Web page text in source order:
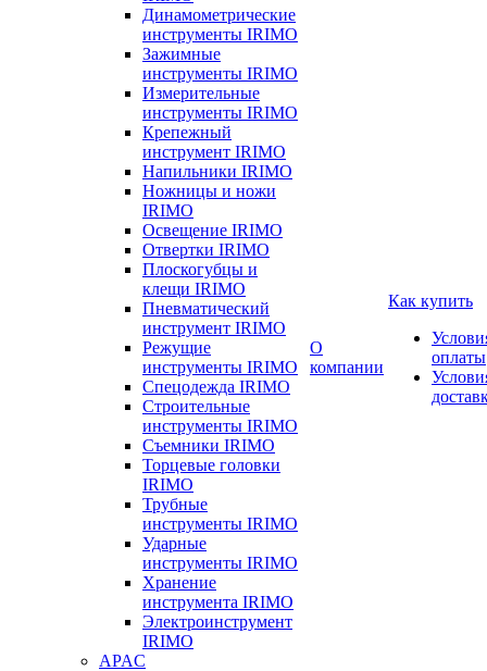
Динамометрические
инструменты IRIMO
Зажимные
инструменты IRIMO
Измерительные
инструменты IRIMO
Крепежный
инструмент IRIMO
Напильники IRIMO
Ножницы и ножи
IRIMO
Освещение IRIMO
Отвертки IRIMO
Плоскогубцы и
клещи IRIMO
Пневматический
инструмент IRIMO
Режущие
инструменты IRIMO
Спецодежда IRIMO
Строительные
инструменты IRIMO
Съемники IRIMO
Торцевые головки
IRIMO
Трубные
инструменты IRIMO
Ударные
инструменты IRIMO
Хранение
инструмента IRIMO
Электроинструмент
IRIMO
APAC
О
компании
Как купить
оплаты